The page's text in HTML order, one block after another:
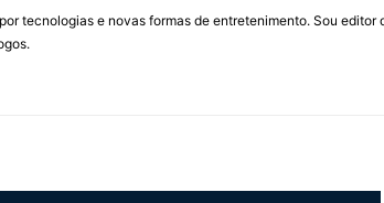
tecnologias e novas formas de entretenimento. Sou editor